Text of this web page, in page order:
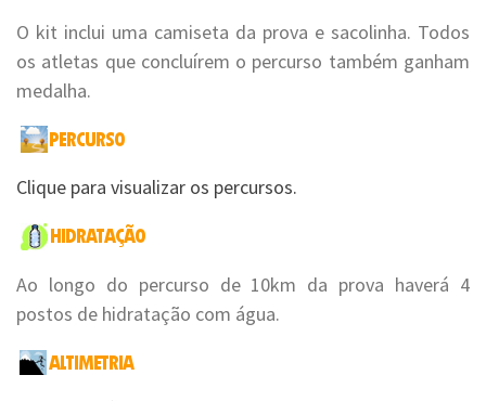
O kit inclui uma camiseta da prova e sacolinha. Todos
os atletas que concluírem o percurso também ganham
medalha.
Clique para visualizar os percursos.
Ao longo do percurso de 10km da prova haverá 4
postos de hidratação com água.